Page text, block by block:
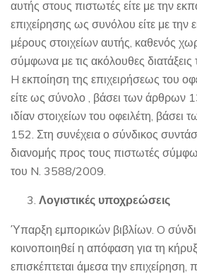
Λογιστικές υποχρεώσεις
Ύπαρξη εμπορικών βιβλίων. O
κοινοποιηθεί η απόφαση για τη
επισκέπτεται άμεσα την